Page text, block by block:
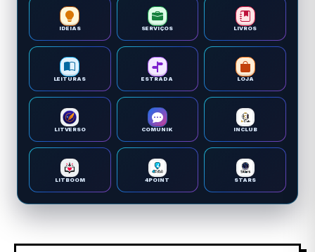
IDEIAS SERVIÇOS LIVROS
LEITURAS ESTRADA LOJA
LITVERSO COMUNIK INCLUB
LITBOOM 4POINT STARS